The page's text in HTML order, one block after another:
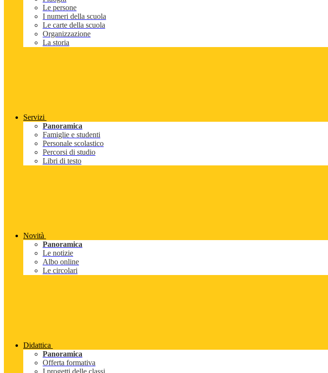
Le persone
I numeri della scuola
Le carte della scuola
Organizzazione
La storia
Servizi
Panoramica
Famiglie e studenti
Personale scolastico
Percorsi di studio
Libri di testo
Novità
Panoramica
Le notizie
Albo online
Le circolari
Didattica
Panoramica
Offerta formativa